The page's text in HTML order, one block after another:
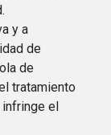
y a
de
de
tratamiento
el